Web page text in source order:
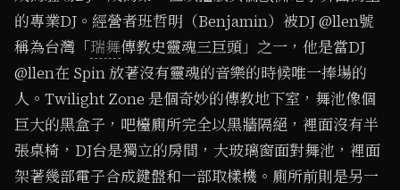
的專業DJ。經營者班哲明（Benjamin）被DJ @llen號
稱為台灣「瑞舞傳教史靈魂三巨頭」之一，他是當DJ
@llen在 Spin 放著沒有靈魂的音樂的時候唯一捧場的
人。Twilight Zone 是個奇妙的傳教地下室，舞池像個
巨大的黑盒子，吧檯廁所完全以黑牆隔絕，裡面沒有半
張桌椅，DJ台是獨立的房間，大玻璃窗面對舞池，裡面
架著幾部電子合成鍵盤和一部取樣機。廁所前則是另一